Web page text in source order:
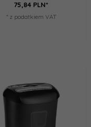
75,84 PLN*
* z podatkiem VAT